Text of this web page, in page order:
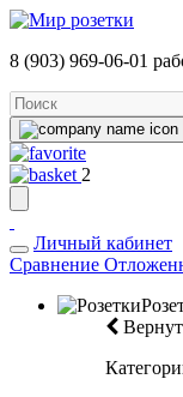
8 (903) 969-06-01
2
Личный кабинет
Сравнение